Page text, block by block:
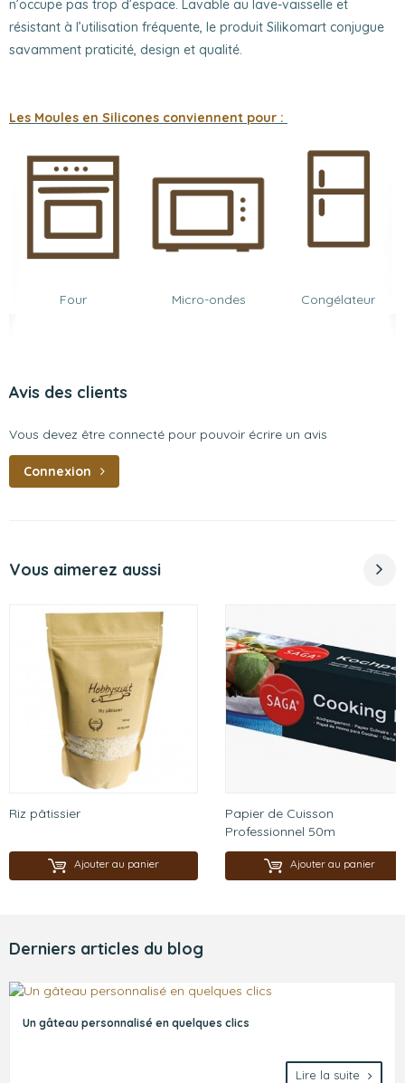
n’occupe pas trop d’espace. Lavable au lave-vaisselle et
résistant à l’utilisation fréquente, le produit Silikomart conjugue
savamment praticité, design et qualité.
Les Moules en Silicones conviennent pour :
Four Micro-ondes Congélateur
Avis des clients
Vous devez être connecté pour pouvoir écrire un avis
Connexion
Vous aimerez aussi
Riz pâtissier
Ajouter au panier
Papier de Cuisson
Professionnel 50m
Ajouter au panier
Derniers articles du blog
Un gâteau personnalisé en quelques clics
Lire la suite